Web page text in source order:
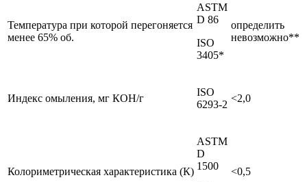
Температура при которой перегоняется
менее 65% об.
ASTM
D 86
ISO
3405*
определить
невозможно**
Индекс омыления, мг КОН/г
ISO
6293-2
<2,0
Колориметрическая характеристика (К)
ASTM
D
1500
<0,5